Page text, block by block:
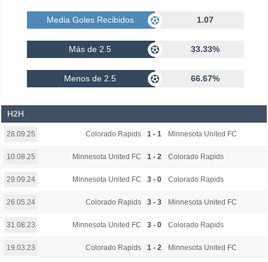
Media Goles Recibidos 1.07
Más de 2.5 33.33%
Menos de 2.5 66.67%
H2H
28.09.25 Colorado Rapids 1 - 1 Minnesota United FC
10.08.25 Minnesota United FC 1 - 2 Colorado Rapids
29.09.24 Minnesota United FC 3 - 0 Colorado Rapids
26.05.24 Colorado Rapids 3 - 3 Minnesota United FC
31.08.23 Minnesota United FC 3 - 0 Colorado Rapids
19.03.23 Colorado Rapids 1 - 2 Minnesota United FC